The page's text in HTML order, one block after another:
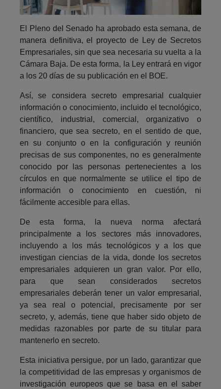
El Pleno del Senado ha aprobado esta semana, de
manera definitiva, el proyecto de Ley de Secretos
Empresariales, sin que sea necesaria su vuelta a la
Cámara Baja. De esta forma, la Ley entrará en vigor
a los 20 días de su publicación en el BOE.
Así, se considera secreto empresarial cualquier
información o conocimiento, incluido el tecnológico,
científico, industrial, comercial, organizativo o
financiero, que sea secreto, en el sentido de que,
en su conjunto o en la configuración y reunión
precisas de sus componentes, no es generalmente
conocido por las personas pertenecientes a los
círculos en que normalmente se utilice el tipo de
información o conocimiento en cuestión, ni
fácilmente accesible para ellas.
De esta forma, la nueva norma afectará
principalmente a los sectores más innovadores,
incluyendo a los más tecnológicos y a los que
investigan ciencias de la vida, donde los secretos
empresariales adquieren un gran valor. Por ello,
para que sean considerados secretos
empresariales deberán tener un valor empresarial,
ya sea real o potencial, precisamente por ser
secreto, y, además, tiene que haber sido objeto de
medidas razonables por parte de su titular para
mantenerlo en secreto.
Esta iniciativa persigue, por un lado, garantizar que
la competitividad de las empresas y organismos de
investigación europeos que se basa en el saber